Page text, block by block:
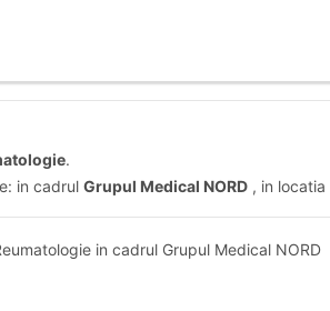
.
in cadrul Grupul Medical NORD , in locatia
in cadrul Grupul Medical NORD